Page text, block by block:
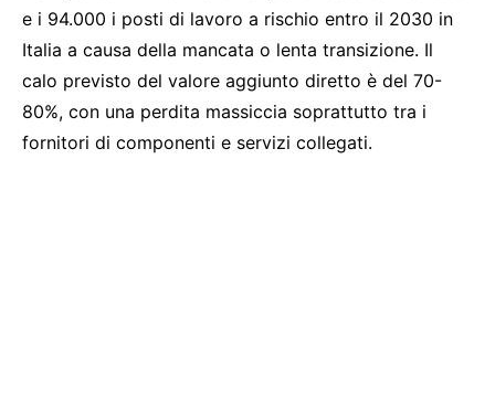
e i 94.000 i posti di lavoro a rischio entro il 2030 in
Italia a causa della mancata o lenta transizione. Il
calo previsto del valore aggiunto diretto è del 70-
80%, con una perdita massiccia soprattutto tra i
fornitori di componenti e servizi collegati.